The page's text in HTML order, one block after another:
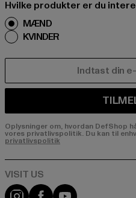
Hvilke produkter er du
MÆND
KVINDER
Oplysninger om, hvordan DefShop
vores privatlivspolitik. Du kan til
privatlivspolitik
Visit our Instagram page:
Visit our Facebook
Visit our